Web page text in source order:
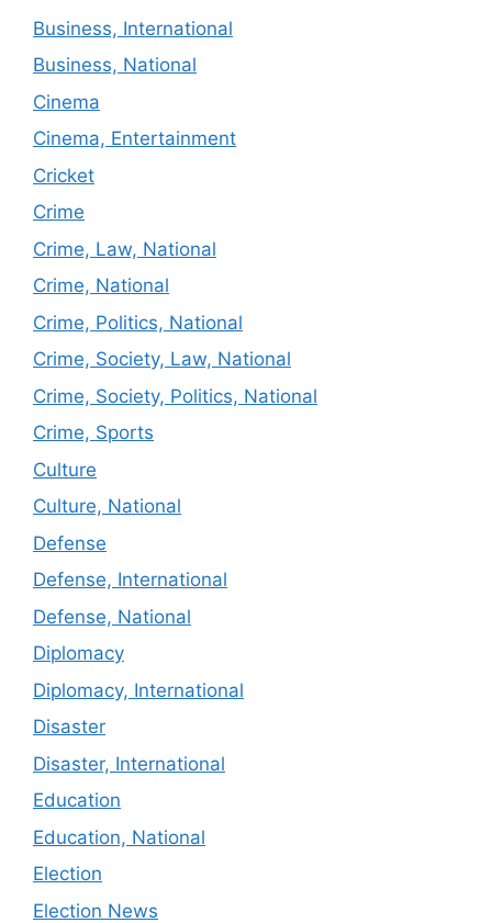
Business, International
Business, National
Cinema
Cinema, Entertainment
Cricket
Crime
Crime, Law, National
Crime, National
Crime, Politics, National
Crime, Society, Law, National
Crime, Society, Politics, National
Crime, Sports
Culture
Culture, National
Defense
Defense, International
Defense, National
Diplomacy
Diplomacy, International
Disaster
Disaster, International
Education
Education, National
Election
Election News